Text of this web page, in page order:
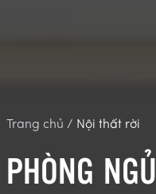
Trang chủ / Nội thất rời
PHÒNG NGỦ